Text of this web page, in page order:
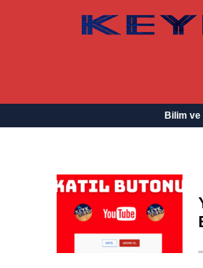
Bilim ve